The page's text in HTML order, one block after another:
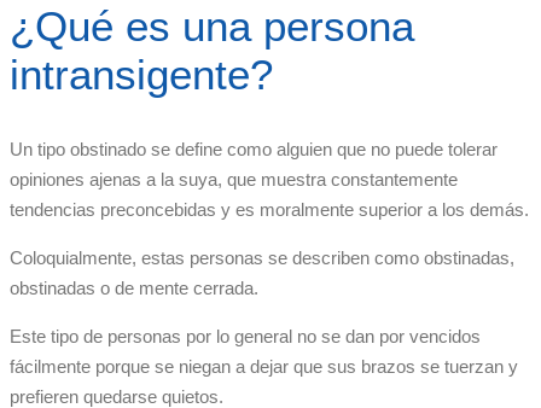
¿Qué es una persona
intransigente?
Un tipo obstinado se define como alguien que no puede tolerar
opiniones ajenas a la suya, que muestra constantemente
tendencias preconcebidas y es moralmente superior a los demás.
Coloquialmente, estas personas se describen como obstinadas,
obstinadas o de mente cerrada.
Este tipo de personas por lo general no se dan por vencidos
fácilmente porque se niegan a dejar que sus brazos se tuerzan y
prefieren quedarse quietos.